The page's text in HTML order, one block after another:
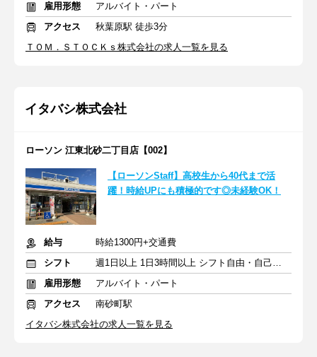
雇用形態
アルバイト・パート
アクセス
秋葉原駅 徒歩3分
ＴＯＭ．ＳＴＯＣＫｓ株式会社の求人一覧を見る
イタバシ株式会社
ローソン 江東北砂二丁目店【002】
【ローソンStaff】高校生から40代まで活
躍！時給UPにも積極的です◎未経験OK！
給与
時給1300円+交通費
シフト
週1日以上 1日3時間以上 シフト自由・自己申告
雇用形態
アルバイト・パート
アクセス
南砂町駅
イタバシ株式会社の求人一覧を見る